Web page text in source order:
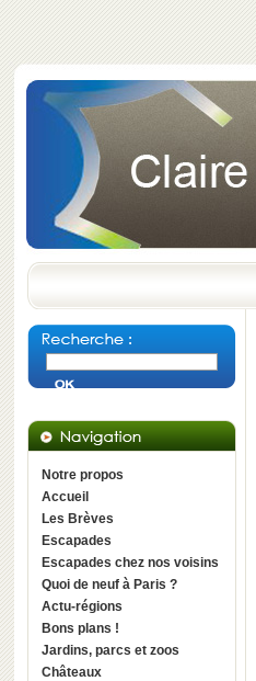
Notre propos
Accueil
Les Brèves
Escapades
Escapades chez nos voisins
Quoi de neuf à Paris ?
Actu-régions
Bons plans !
Jardins, parcs et zoos
Châteaux